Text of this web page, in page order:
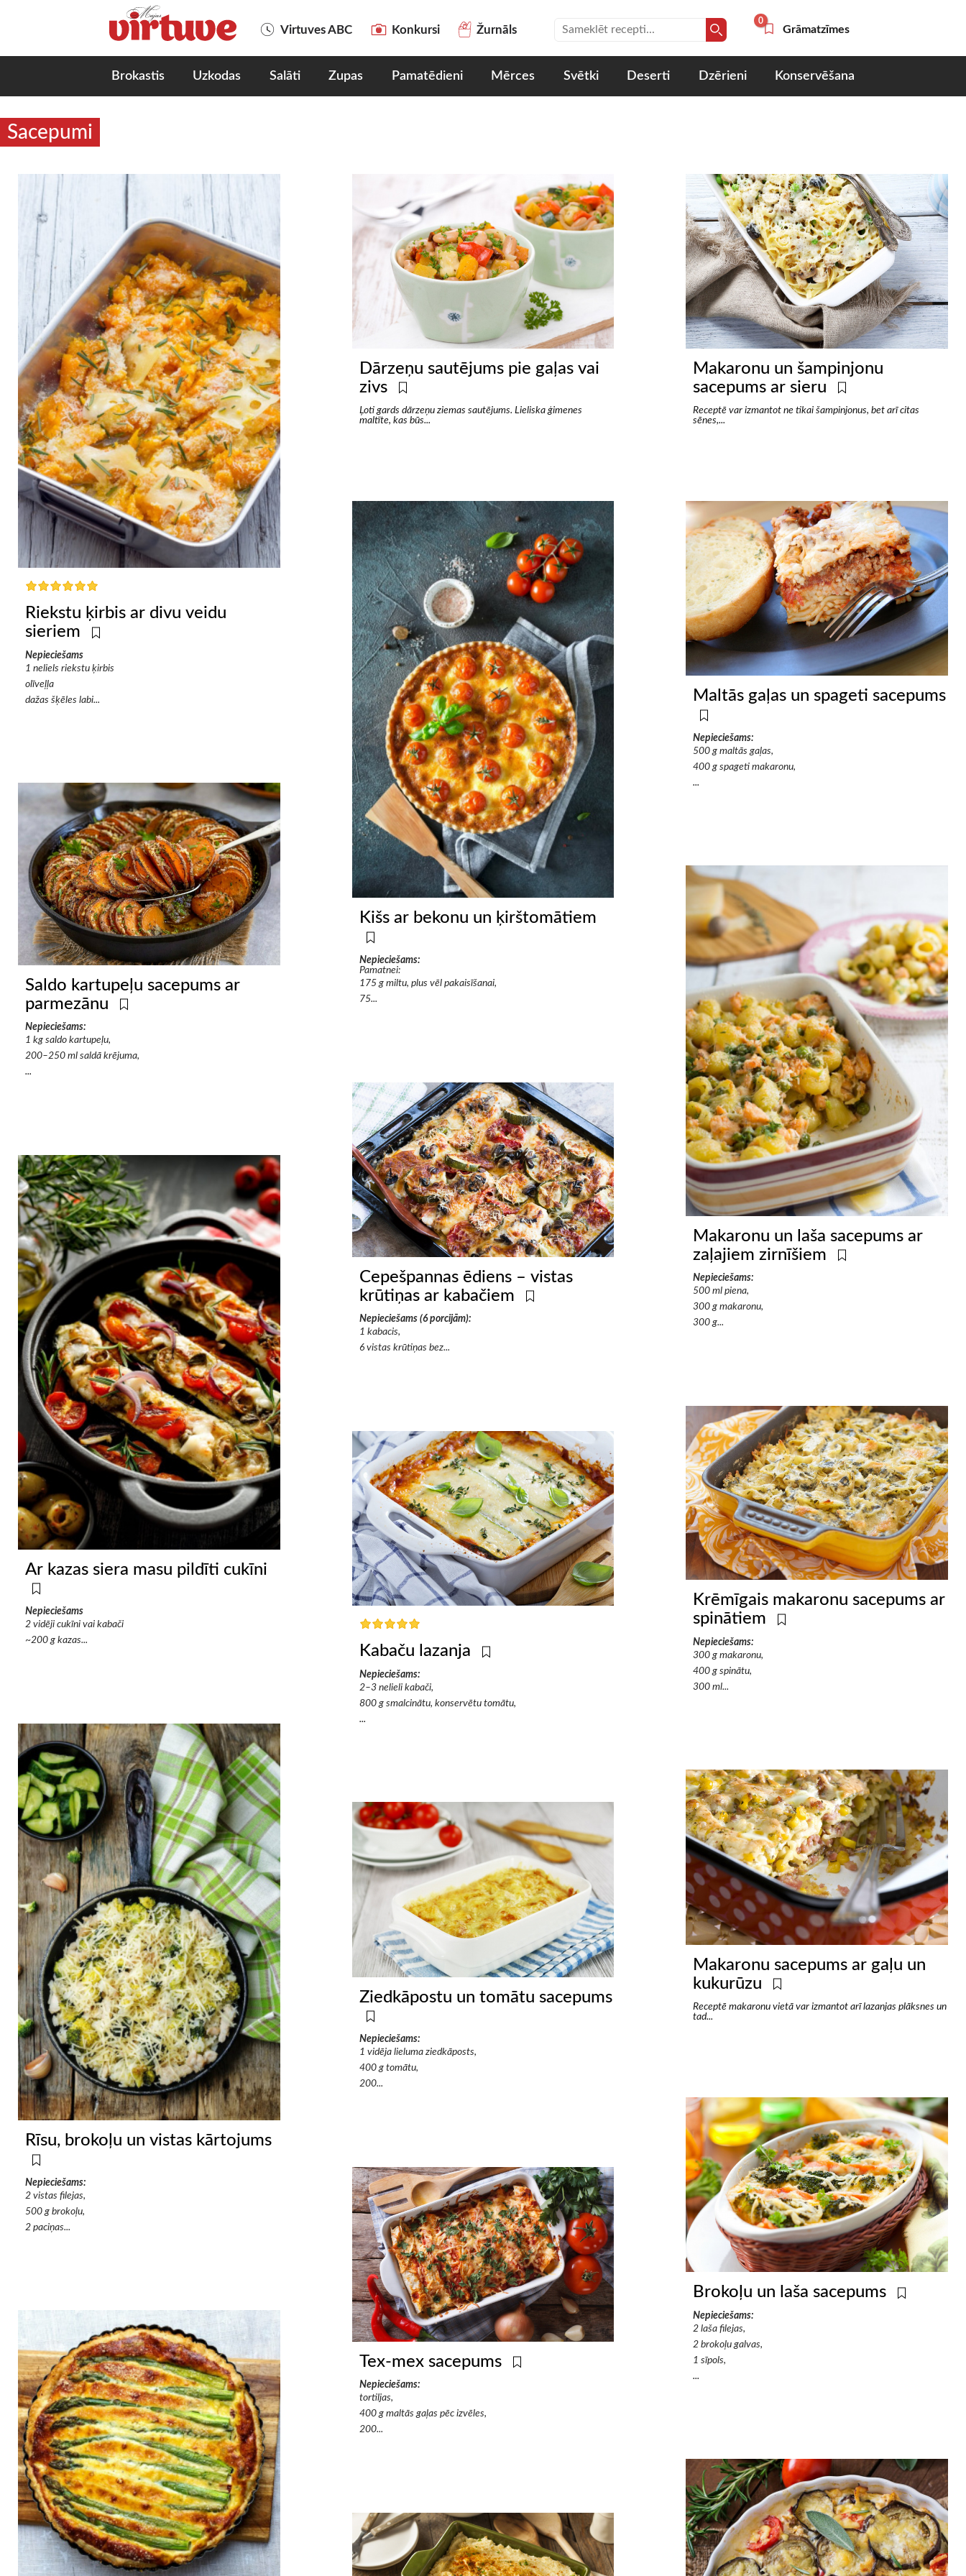
Virtuves ABC Konkursi Žurnāls
0
Grāmatzīmes
Brokastis Uzkodas Salāti Zupas Pamatēdieni Mērces Svētki Deserti Dzērieni Konservēšana
Sacepumi
Riekstu ķirbis ar divu veidu
sieriem
Nepieciešams
1 neliels riekstu ķirbis
olīveļļa
dažas šķēles labi...
Saldo kartupeļu sacepums ar
parmezānu
Nepieciešams:
1 kg saldo kartupeļu,
200–250 ml saldā krējuma,
...
Ar kazas siera masu pildīti cukīni
Nepieciešams
2 vidēji cukīni vai kabači
~200 g kazas...
Rīsu, brokoļu un vistas kārtojums
Nepieciešams:
2 vistas filejas,
500 g brokoļu,
2 paciņas...
Dārzeņu sautējums pie gaļas vai
zivs
Ļoti gards dārzeņu ziemas sautējums. Lieliska ģimenes
maltīte, kas būs...
Kišs ar bekonu un ķirštomātiem
Nepieciešams:
Pamatnei:
175 g miltu, plus vēl pakaisīšanai,
75...
Cepešpannas ēdiens – vistas
krūtiņas ar kabačiem
Nepieciešams (6 porcijām):
1 kabacis,
6 vistas krūtiņas bez...
Kabaču lazanja
Nepieciešams:
2–3 nelieli kabači,
800 g smalcinātu, konservētu tomātu,
...
Ziedkāpostu un tomātu sacepums
Nepieciešams:
1 vidēja lieluma ziedkāposts,
400 g tomātu,
200...
Tex-mex sacepums
Nepieciešams:
tortiljas,
400 g maltās gaļas pēc izvēles,
200...
Makaronu un šampinjonu
sacepums ar sieru
Receptē var izmantot ne tikai šampinjonus, bet arī citas
sēnes,...
Maltās gaļas un spageti sacepums
Nepieciešams:
500 g maltās gaļas,
400 g spageti makaronu,
...
Makaronu un laša sacepums ar
zaļajiem zirnīšiem
Nepieciešams:
500 ml piena,
300 g makaronu,
300 g...
Krēmīgais makaronu sacepums ar
spinātiem
Nepieciešams:
300 g makaronu,
400 g spinātu,
300 ml...
Makaronu sacepums ar gaļu un
kukurūzu
Receptē makaronu vietā var izmantot arī lazanjas plāksnes un
tad...
Brokoļu un laša sacepums
Nepieciešams:
2 laša filejas,
2 brokoļu galvas,
1 sīpols,
...